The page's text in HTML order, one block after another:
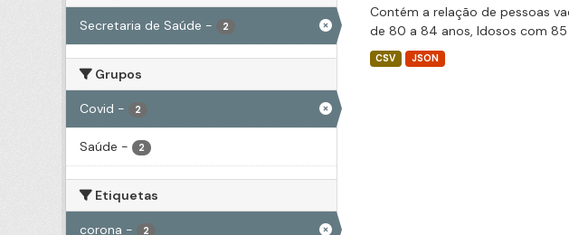
Secretaria de Saúde - 2
Grupos
Covid - 2
Saúde - 2
Etiquetas
corona - 2
Contém a relação de pessoas
de 80 a 84 anos, Idosos com 85
CSV JSON